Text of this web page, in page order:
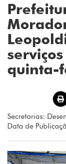
quinta-
Secretarias:
Data de